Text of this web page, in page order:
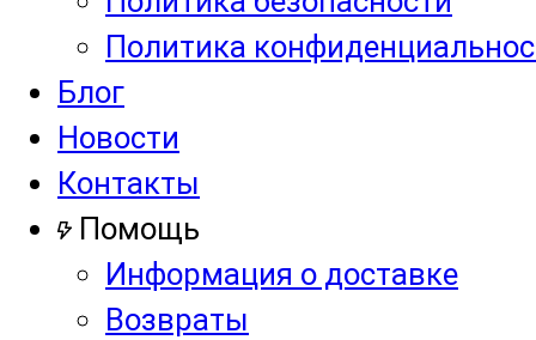
Политика
Блог
Новости
Контакты
Помощь
Информация о доставке
Возвраты